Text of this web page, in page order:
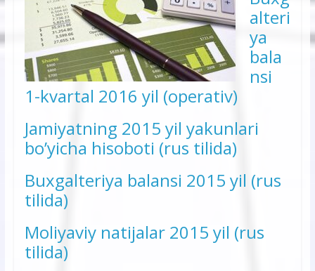
alteri
ya
bala
nsi
1-kvartal 2016 yil (operativ)
Jamiyatning 2015 yil yakunlari
bo’yicha hisoboti (rus tilida)
Buxgalteriya balansi 2015 yil (rus
tilida)
Moliyaviy natijalar 2015 yil (rus
tilida)